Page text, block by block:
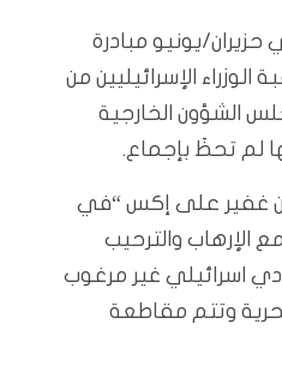
يونيو مبادرة
الإسرائيليين من
الشؤون الخارجية
لم تحظَ بإجماع.
بن غفير على إكس “في
الإرهاب والترحيب
اسرائيلي غير مرغوب
وتتم مقاطعة